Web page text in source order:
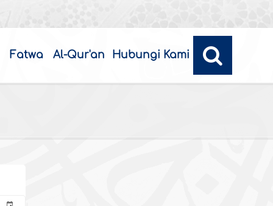
Fatwa Al-Qur'an Hubungi Kami